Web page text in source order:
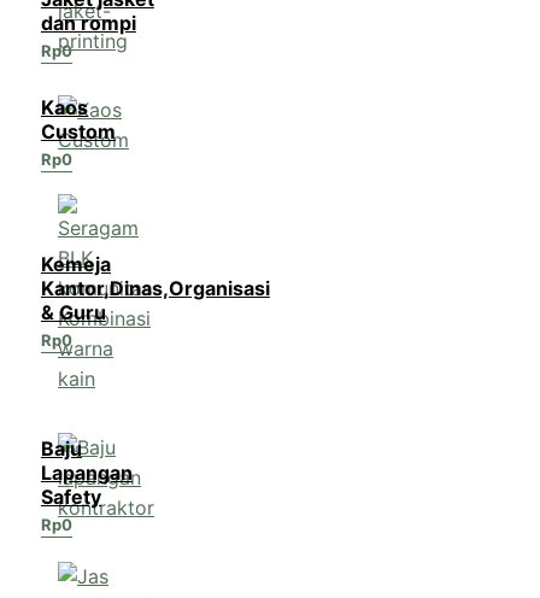
dan rompi
Rp0
Kaos
Custom
Rp0
Kemeja
Kantor,Dinas,Organisasi
& Guru
Rp0
Baju
Lapangan
Safety
Rp0